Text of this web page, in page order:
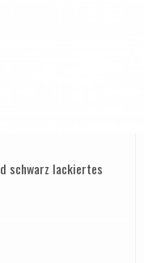
schwarz lackiertes